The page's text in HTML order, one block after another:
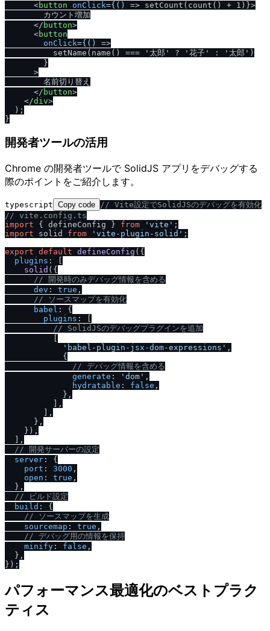
<button onClick={() => setCount(count() + 1)}>
        カウント増加
</ button>
<button
onClick={()
=>
          setName(name() === '太郎' ? '花子' : '太郎')
        }
      >
        名前切り替え
</ button>
</div>
  );
開発者ツールの活用
Chrome の開発者ツールで SolidJS アプリをデバッグする
際のポイントをご紹介します。
typescript Copy code / / Vite設定でSolidJSのデバッグを有効化
/ / vite.config.ts
import { defineConfig } from 'vite'
import solid from 'vite-plugin-solid' ;
export default defineConfig ({
plugins : [
solid ({
/ / 開発時のみデバッグ情報を含める
dev : true ,
/ / ソースマップを有効化
babel : {
plugins : [
/ / SolidJSのデバッグプラグインを追加
'babel-plugin-jsx-dom-expressions' ,
            {
/ / デバッグ情報を含める
generate : 'dom' ,
hydratable : false ,
            },
          ],
        ],
      },
    }),
  ],
/ / 開発サーバーの設定
server : {
port : 3000 ,
open : true ,
  },
/ / ビルド設定
build : {
/ / ソースマップを生成
sourcemap : true ,
/ / デバッグ用の情報を保持
minify : false ,
  },
パフォーマンス最適化のベストプラク
ティス